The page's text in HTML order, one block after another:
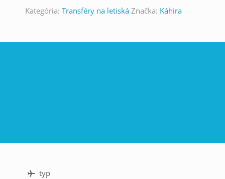
Kategória: Transféry na letiská Značka: Káhira
typ